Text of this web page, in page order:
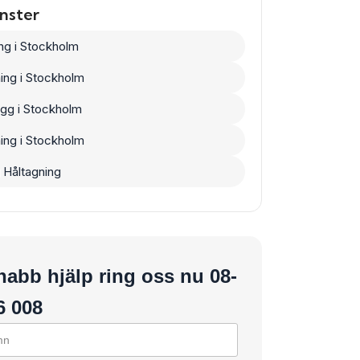
i Stockholm
i Stockholm
i Stockholm
i Stockholm
hjälp ring oss nu 08-
008